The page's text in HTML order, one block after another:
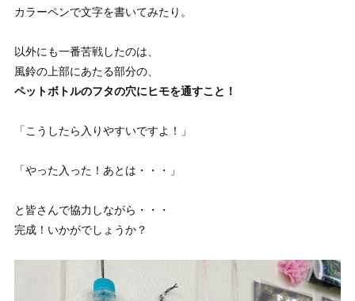
カラーペンで文字を書いてみたり。
以外にも一番苦戦したのは、
風鈴の上部にあたる部分の、
ペットボトルのフタの穴にヒモを通すこと！
「こうしたら入りやすいですよ！」
「やった入った！あとは・・・」
と皆さんで協力しながら・・・
完成！いかがでしょうか？